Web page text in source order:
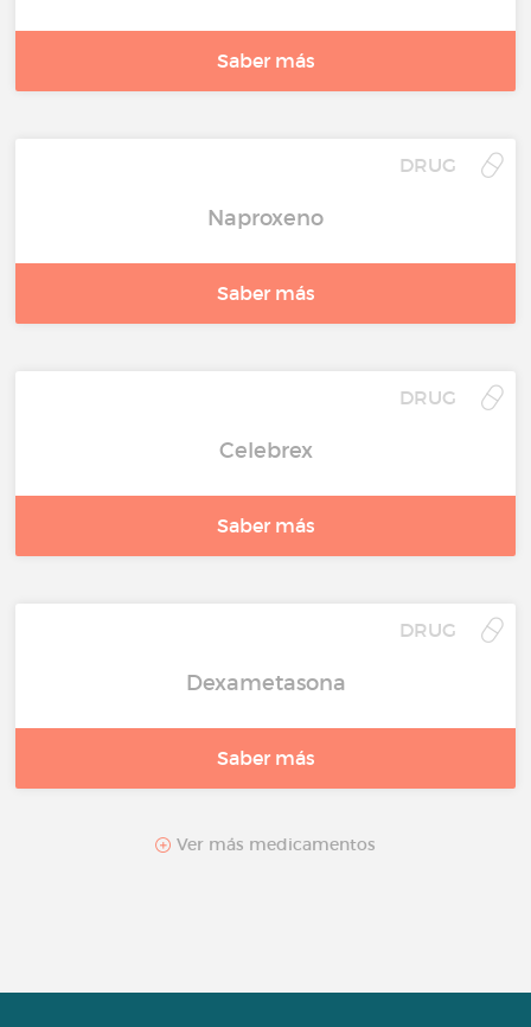
Saber más
DRUG
Naproxeno
Saber más
DRUG
Celebrex
Saber más
DRUG
Dexametasona
Saber más
Ver más medicamentos